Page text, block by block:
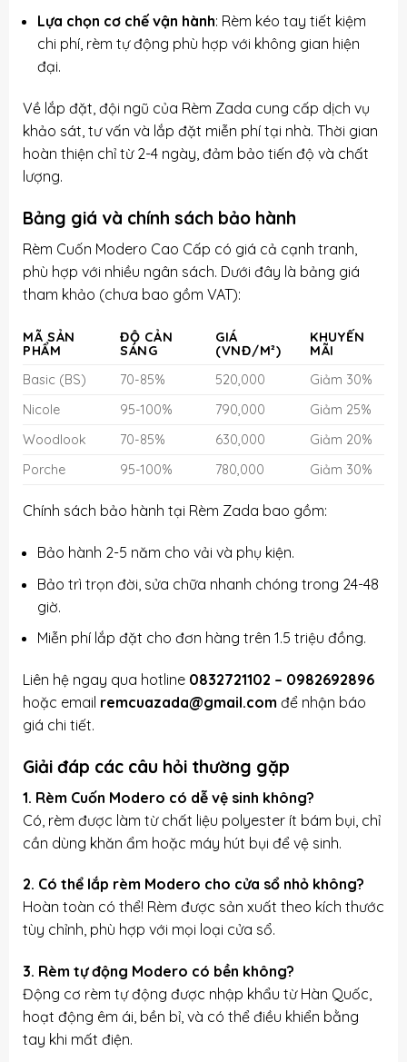
Lựa chọn cơ chế vận hành: Rèm kéo tay tiết kiệm
chi phí, rèm tự động phù hợp với không gian hiện
đại.
Về lắp đặt, đội ngũ của Rèm Zada cung cấp dịch vụ
khảo sát, tư vấn và lắp đặt miễn phí tại nhà. Thời gian
hoàn thiện chỉ từ 2-4 ngày, đảm bảo tiến độ và chất
lượng.
Bảng giá và chính sách bảo hành
Rèm Cuốn Modero Cao Cấp có giá cả cạnh tranh,
phù hợp với nhiều ngân sách. Dưới đây là bảng giá
tham khảo (chưa bao gồm VAT):
MÃ SẢN
PHẨM
ĐỘ CẢN
SÁNG
GIÁ
(VNĐ/M²)
KHUYẾN
MÃI
Basic (BS)
70-85% 520,000
Giảm 30%
Nicole
95-100% 790,000
Giảm 25%
Woodlook
70-85% 630,000
Giảm 20%
Porche
95-100% 780,000 Giảm 30%
Chính sách bảo hành tại Rèm Zada bao gồm:
Bảo hành 2-5 năm cho vải và phụ kiện.
Bảo trì trọn đời, sửa chữa nhanh chóng trong 24-48
giờ.
Miễn phí lắp đặt cho đơn hàng trên 1.5 triệu đồng.
Liên hệ ngay qua hotline 0832721102 – 0982692896
hoặc email remcuazada@gmail.com để nhận báo
giá chi tiết.
Giải đáp các câu hỏi thường gặp
1. Rèm Cuốn Modero có dễ vệ sinh không?
Có, rèm được làm từ chất liệu polyester ít bám bụi, chỉ
cần dùng khăn ẩm hoặc máy hút bụi để vệ sinh.
2. Có thể lắp rèm Modero cho cửa sổ nhỏ không?
Hoàn toàn có thể! Rèm được sản xuất theo kích thước
tùy chỉnh, phù hợp với mọi loại cửa sổ.
3. Rèm tự động Modero có bền không?
Động cơ rèm tự động được nhập khẩu từ Hàn Quốc,
hoạt động êm ái, bền bỉ, và có thể điều khiển bằng
tay khi mất điện.